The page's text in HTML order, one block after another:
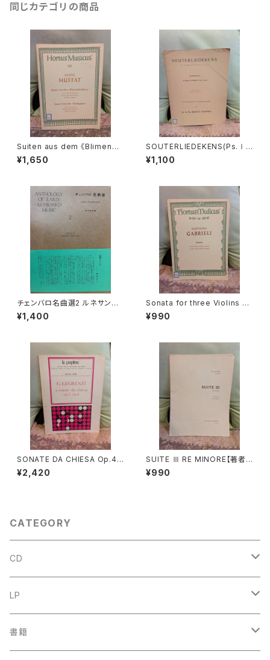
同じカテゴリの商品
Suiten aus dem 《Blimenbü
schlein》【著者：MUFFAT】出
版社：BÄRENREITER KASSEL
¥1,650
SOUTERLIEDEKENS(Ps.Ⅰ,
Ⅻ,XXXⅠ,XXXⅧ,XL,XLⅡ,L
Ⅲ,LXV)【著者：JACOBUS CL
¥1,100
チェンバロ名曲選2 ルネサンス
からロココまで【編集：野村満
男】出版：東京コレギウム 199
¥1,400
Sonata for three Violins an
d Basso continuo【著者：GA
BRIELI】出版社：BÄRENREITE
¥990
SONATE DA CHIESA Op.4 -
Op.8【著者：G.LEGRENZI】出
版社：HEUGEL& Cie 1968年
¥2,420
SUITE Ⅲ RE MINORE【著者：
DIEUPART】出版社：EDITION
MOECK 1966年
¥990
CATEGORY
CD
古楽
中古CD
古楽以外
LP
古楽
書籍